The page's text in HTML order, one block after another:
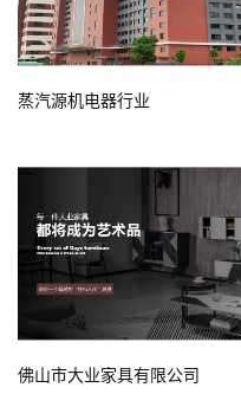
蒸汽源机电器行业
佛山市大业家具有限公司